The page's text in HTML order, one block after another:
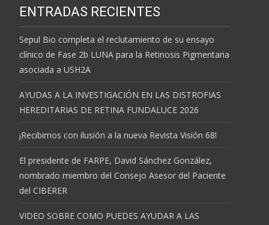
ENTRADAS RECIENTES
Sepul Bio completa el reclutamiento de su ensayo
clínico de Fase 2b LUNA para la Retinosis Pigmentaria
asociada a USH2A
AYUDAS A LA INVESTIGACIÓN EN LAS DISTROFIAS
HEREDITARIAS DE RETINA FUNDALUCE 2026
¡Recibimos con ilusión a la nueva Revista Visión 68!
El presidente de FARPE, David Sánchez González,
nombrado miembro del Consejo Asesor del Paciente
del CIBERER
VIDEO SOBRE COMO PUEDES AYUDAR A LAS